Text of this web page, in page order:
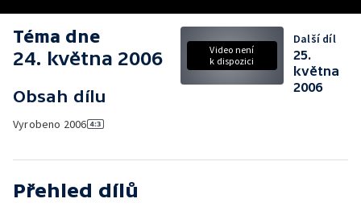
Téma dne
24. května 2006
Obsah dílu
Vyrobeno 2006
Video není
k dispozici
Další díl
25.
května
2006
Přehled dílů